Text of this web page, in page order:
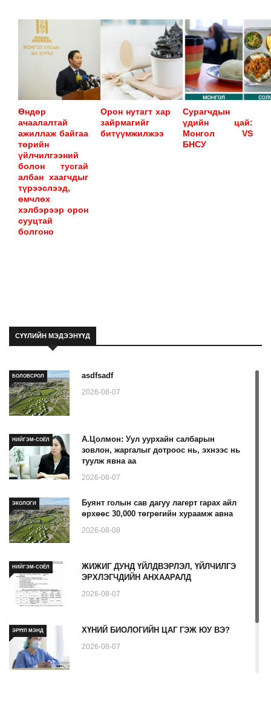
Өндөр
ачаалалтай
ажиллаж байгаа
төрийн
үйлчилгээний
болон тусгай
албан хаагчдыг
түрээслээд,
өмчлөх
хэлбэрээр орон
сууцтай
болгоно
Орон нутагт хар
зайрмагийг
битүүмжилжээ
Сурагчдын
үдийн цай:
Монгол VS
БНСУ
СҮҮЛИЙН МЭДЭЭНҮҮД
БОЛОВСРОЛ asdfsadf
2026-08-07
НИЙГЭМ-СОЁЛ
А.Цолмон: Уул уурхайн салбарын
зовлон, жаргалыг дотроос нь, эхнээс нь
туулж явна аа
2026-08-07
ЭКОЛОГИ
Буянт голын сав дагуу лагерт гарах айл
өрхөөс 30,000 төгрөгийн хураамж авна
2026-08-08
НИЙГЭМ-СОЁЛ
ЖИЖИГ ДУНД ҮЙЛДВЭРЛЭЛ, ҮЙЛЧИЛГЭ
ЭРХЛЭГЧДИЙН АНХААРАЛД
2026-08-07
ЭРҮҮЛ МЭНД ХҮНИЙ БИОЛОГИЙН ЦАГ ГЭЖ ЮУ ВЭ?
2026-08-07